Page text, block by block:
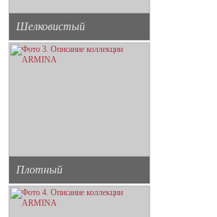
Шелковистый
Плотный